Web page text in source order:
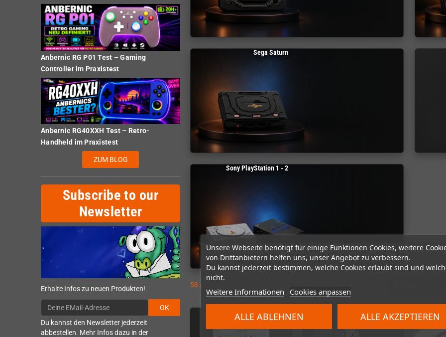
Unsere Webseite benötigt für einige Funktionen Cookies, weitere
von Drittanbietern helfen uns, unser Angebot zu verbessern.
Du kannst jederzeit bestimmen, welche Cookies erlaubt sind und
nicht.
Weitere Informationen Cookies anpassen
ALLE ABLEHNEN ALLE AKZEPTIEREN
Anbernic RG P01 Test – Gaming
Controller im Praxistest
Anbernic RG40XXH Test – Retro-
Handheld im Praxistest
ZUM BLOG
Subscribe to our
Newsletter
Erhalte Infos zu neuen Produkten!
OK
Du kannst den Newsletter jederzeit
abbestellen. Mehr Infos dazu in der
Sega Saturn
Sony PlayStation 1 - 2
58 Artikel gefunden